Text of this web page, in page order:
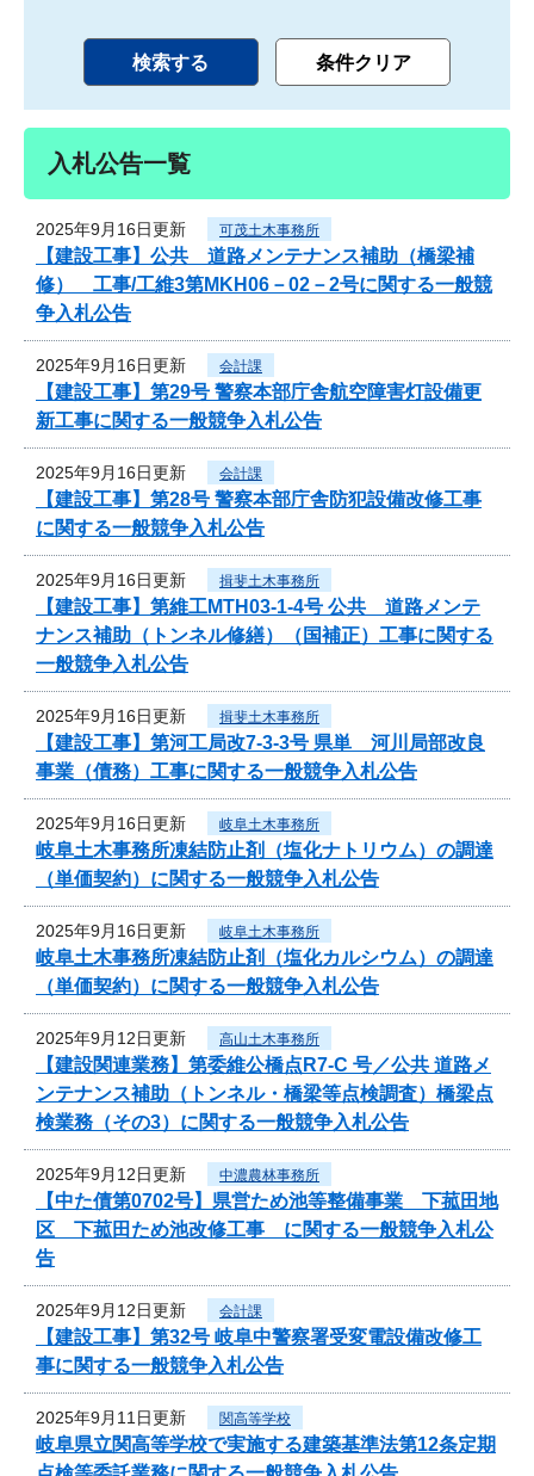
入札公告一覧
2025年9月16日更新 可茂土木事務所
【建設工事】公共 道路メンテナンス補助（橋梁補
修） 工事/工維3第MKH06－02－2号に関する一般競
争入札公告
2025年9月16日更新 会計課
【建設工事】第29号 警察本部庁舎航空障害灯設備更
新工事に関する一般競争入札公告
2025年9月16日更新 会計課
【建設工事】第28号 警察本部庁舎防犯設備改修工事
に関する一般競争入札公告
2025年9月16日更新 揖斐土木事務所
【建設工事】第維工MTH03-1-4号 公共 道路メンテ
ナンス補助（トンネル修繕）（国補正）工事に関する
一般競争入札公告
2025年9月16日更新 揖斐土木事務所
【建設工事】第河工局改7-3-3号 県単 河川局部改良
事業（債務）工事に関する一般競争入札公告
2025年9月16日更新 岐阜土木事務所
岐阜土木事務所凍結防止剤（塩化ナトリウム）の調達
（単価契約）に関する一般競争入札公告
2025年9月16日更新 岐阜土木事務所
岐阜土木事務所凍結防止剤（塩化カルシウム）の調達
（単価契約）に関する一般競争入札公告
2025年9月12日更新 高山土木事務所
【建設関連業務】第委維公橋点R7-C 号／公共 道路メ
ンテナンス補助（トンネル・橋梁等点検調査）橋梁点
検業務（その3）に関する一般競争入札公告
2025年9月12日更新 中濃農林事務所
【中た債第0702号】県営ため池等整備事業 下菰田地
区 下菰田ため池改修工事 に関する一般競争入札公
告
2025年9月12日更新 会計課
【建設工事】第32号 岐阜中警察署受変電設備改修工
事に関する一般競争入札公告
2025年9月11日更新 関高等学校
岐阜県立関高等学校で実施する建築基準法第12条定期